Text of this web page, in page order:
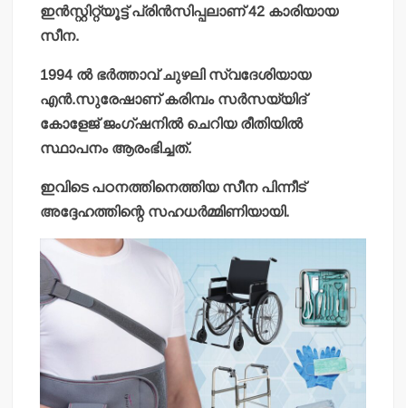
ഇന്‍സ്റ്റിറ്റ്യൂട്ട് പ്രിന്‍സിപ്പലാണ് 42 കാരിയായ
സീന.
1994 ല്‍ ഭര്‍ത്താവ് ചുഴലി സ്വദേശിയായ
എന്‍.സുരേഷാണ് കരിമ്പം സര്‍സയ്യിദ്
കോളേജ് ജംഗ്ഷനില്‍ ചെറിയ രീതിയില്‍
സ്ഥാപനം ആരംഭിച്ചത്.
ഇവിടെ പഠനത്തിനെത്തിയ സീന പിന്നീട്
അദ്ദേഹത്തിന്റെ സഹധര്‍മ്മിണിയായി.